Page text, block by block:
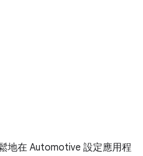
地在 Automotive 設定應用程